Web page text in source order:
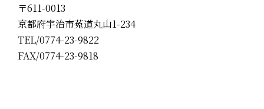
〒611-0013
京都府宇治市菟道丸山1-234
TEL/0774-23-9822
FAX/0774-23-9818